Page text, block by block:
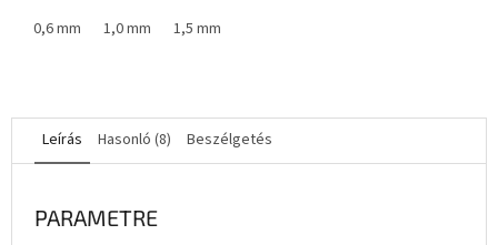
0,6 mm 1,0 mm 1,5 mm
Leírás Hasonló (8) Beszélgetés
PARAMETRE